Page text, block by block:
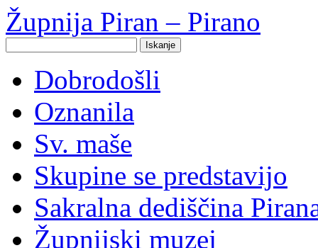
Župnija Piran – Pirano
for:
Dobrodošli
Oznanila
Sv. maše
Skupine se predstavijo
Sakralna dediščina
Župnijski muzej